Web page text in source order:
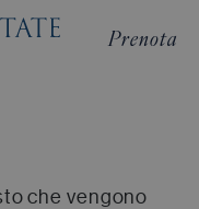
Prenota
che vengono